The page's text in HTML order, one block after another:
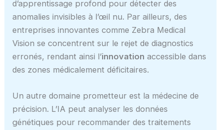
d’apprentissage profond pour détecter des
anomalies invisibles à l’œil nu. Par ailleurs, des
entreprises innovantes comme Zebra Medical
Vision se concentrent sur le rejet de diagnostics
erronés, rendant ainsi l’innovation accessible dans
des zones médicalement déficitaires.
Un autre domaine prometteur est la médecine de
précision. L’IA peut analyser les données
génétiques pour recommander des traitements